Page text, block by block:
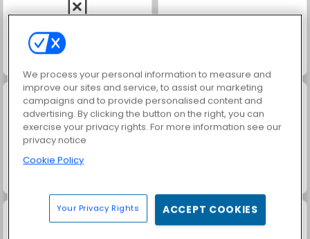
We process your personal information to measure and
improve our sites and service, to assist our marketing
campaigns and to provide personalised content and
advertising. By clicking the button on the right, you can
exercise your privacy rights. For more information see our
privacy notice
Cookie Policy
Your Privacy Rights ACCEPT COOKIES